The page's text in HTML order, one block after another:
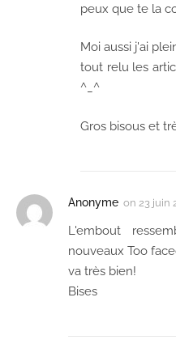
peux que te la
Moi aussi j'ai
tout relu les
^_^
Gros bisous et
Anonyme on 23 juin
L'embout
nouveaux Too
va très bien!
Bises